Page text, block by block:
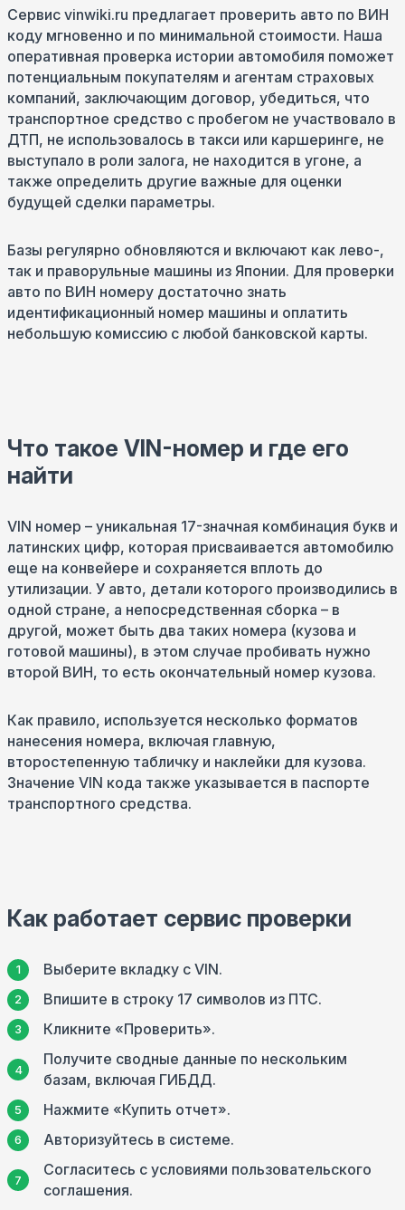
Сервис vinwiki.ru предлагает проверить авто по ВИН
коду мгновенно и по минимальной стоимости. Наша
оперативная проверка истории автомобиля поможет
потенциальным покупателям и агентам страховых
компаний, заключающим договор, убедиться, что
транспортное средство с пробегом не участвовало в
ДТП, не использовалось в такси или каршеринге, не
выступало в роли залога, не находится в угоне, а
также определить другие важные для оценки
будущей сделки параметры.
Базы регулярно обновляются и включают как лево-,
так и праворульные машины из Японии. Для проверки
авто по ВИН номеру достаточно знать
идентификационный номер машины и оплатить
небольшую комиссию с любой банковской карты.
Что такое VIN-номер и где его
найти
VIN номер – уникальная 17-значная комбинация букв и
латинских цифр, которая присваивается автомобилю
еще на конвейере и сохраняется вплоть до
утилизации. У авто, детали которого производились в
одной стране, а непосредственная сборка – в
другой, может быть два таких номера (кузова и
готовой машины), в этом случае пробивать нужно
второй ВИН, то есть окончательный номер кузова.
Как правило, используется несколько форматов
нанесения номера, включая главную,
второстепенную табличку и наклейки для кузова.
Значение VIN кода также указывается в паспорте
транспортного средства.
Как работает сервис проверки
Выберите вкладку с VIN.
Впишите в строку 17 символов из ПТС.
Кликните «Проверить».
Получите сводные данные по нескольким
базам, включая ГИБДД.
Нажмите «Купить отчет».
Авторизуйтесь в системе.
Согласитесь с условиями пользовательского
соглашения.